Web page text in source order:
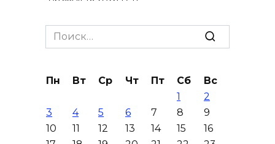
Ростовская область окажет
матпомощь семьям, у которых
БПЛА на Кубани
Дончан приглашают
Search
for:
Пн Вт Ср Чт Пт Сб
Вс
1
2
3
4 5 6 7 8
9
10
11 12 13 14 15
16